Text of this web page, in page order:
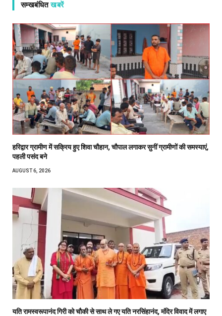
सम्खबंधितखबरें
हरिद्वार ग्रामीण में सक्रिय हुए शिवा चौहान, चौपाल लगाकर सुनीं ग्रामीणों की समस्याएं,
पहली पसंद बने
AUGUST 6, 2026
यति रामस्वरूपानंद गिरी को चौकी से साथ ले गए यति नरसिंहानंद, मंदिर विवाद में लगाए